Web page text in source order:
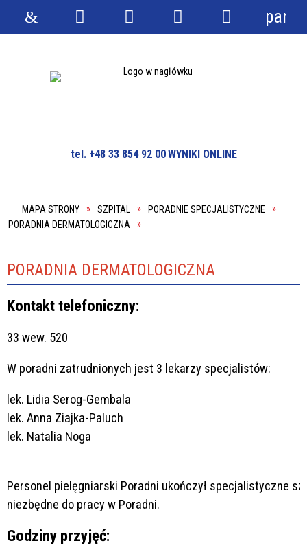
tel. +48 33 854 92 00WYNIKI ONLINE
MAPA STRONY SZPITAL
PORADNIE SPECJALISTYCZNE
PORADNIA DERMATOLOGICZNA
PORADNIA DERMATOLOGICZNA
Kontakt telefoniczny:
33 wew. 520
W poradni zatrudnionych jest 3 lekarzy specjalistów:
lek. Lidia Serog-Gembala
lek. Anna Ziajka-Paluch
lek. Natalia Noga
Personel pielęgniarski Poradni ukończył specjalistyczne
niezbędne do pracy w Poradni.
Godziny przyjęć:
StronaWyszukiwarka
Narzędzia
Menu Menu
panel